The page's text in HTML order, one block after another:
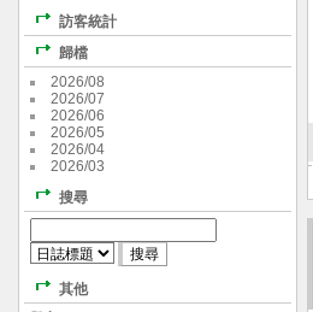
訪客統計
歸檔
2026/08
2026/07
2026/06
2026/05
2026/04
2026/03
搜尋
其他